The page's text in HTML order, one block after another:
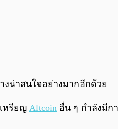
น่าสนใจอย่างมากอีกด้วย
หรียญ Altcoin อื่น ๆ กำลังมีก